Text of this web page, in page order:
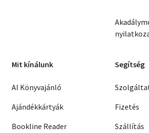
Mit kínálunk
AI Könyvajánló
Ajándékkártyák
Bookline Reader
Segítség
Fizetés
Szállítás